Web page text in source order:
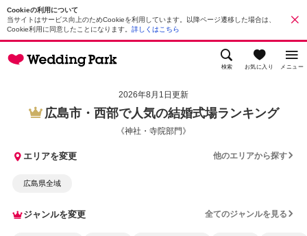
Cookieの利用について
当サイトはサービス向上のためCookieを利用しています。以降ページ遷移した場合は、
Cookie利用に同意したことになります。 詳しくはこちら
検索 お気に入り メニュー
2026年8月1日更新
広島市・西部で人気の結婚式場ランキング
《神社・寺院部門》
エリアを変更 他のエリアから探す
広島県全域
ジャンルを変更 全てのジャンルを見る